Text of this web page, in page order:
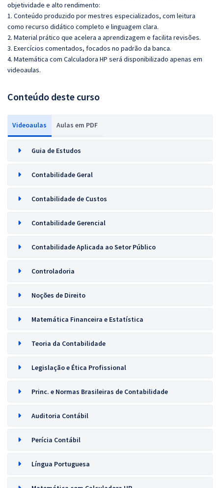
objetividade e alto rendimento:
1. Conteúdo produzido por mestres especializados, com leitura
como recurso didático completo e linguagem clara.
2. Material prático que acelera a aprendizagem e facilita revisões.
3. Exercícios comentados, focados no padrão da banca.
4. Matemática com Calculadora HP será disponibilizado apenas em
videoaulas.
Conteúdo deste curso
Videoaulas Aulas em PDF
Guia de Estudos
Contabilidade Geral
Contabilidade de Custos
Contabilidade Gerencial
Contabilidade Aplicada ao Setor Público
Controladoria
Noções de Direito
Matemática Financeira e Estatística
Teoria da Contabilidade
Legislação e Ética Profissional
Princ. e Normas Brasileiras de Contabilidade
Auditoria Contábil
Perícia Contábil
Língua Portuguesa